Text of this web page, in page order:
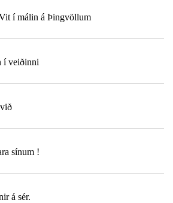
í málin á Þingvöllum
í veiðinni
sínum !
á sér.